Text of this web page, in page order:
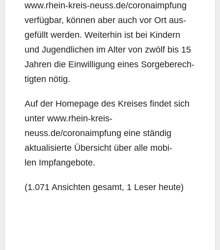
www.rhein-kreis-neuss.de/coronaimpfung
ver­füg­bar, kön­nen aber auch vor Ort aus­
ge­füllt wer­den. Wei­ter­hin ist bei Kin­dern
und Jugend­li­chen im Alter von zwölf bis 15
Jah­ren die Ein­wil­li­gung eines Sor­ge­be­rech­
tig­ten nötig.
Auf der Home­page des Krei­ses fin­det sich
unter www.rhein-kreis-
neuss.de/coronaimpfung eine stän­dig
aktua­li­sier­te Über­sicht über alle mobi­
len Impfangebote.
(1.071 Ansich­ten gesamt, 1 Leser heute)